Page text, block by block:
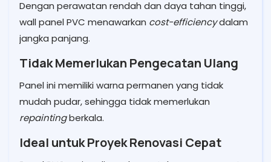
Dengan perawatan rendah dan daya tahan tinggi,
wall panel PVC menawarkan cost-efficiencydalam
jangka panjang.
Tidak Memerlukan Pengecatan Ulang
Panel ini memiliki warna permanen yang tidak
mudah pudar, sehingga tidak memerlukan
repaintingberkala.
Ideal untuk Proyek Renovasi Cepat